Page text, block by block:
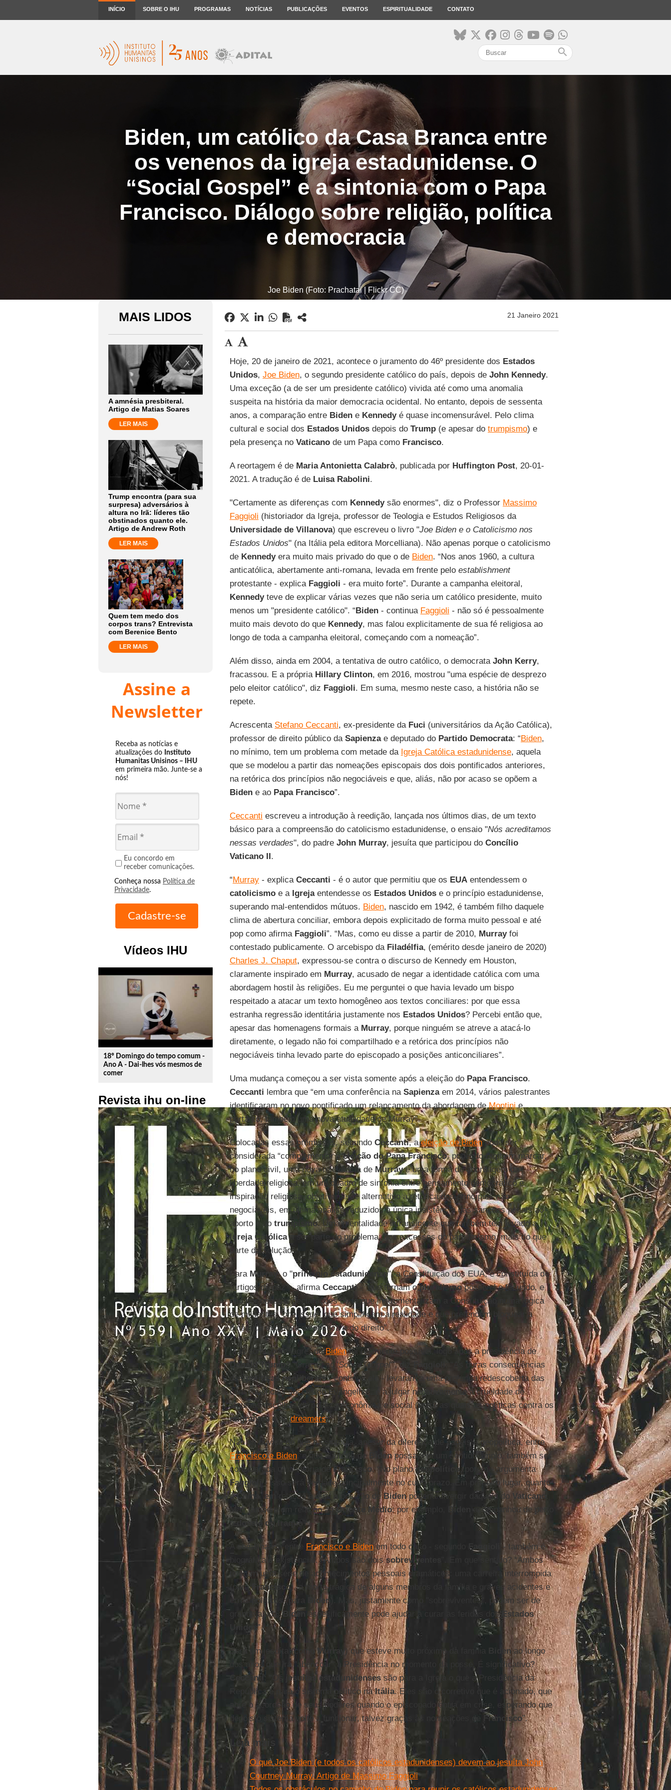
INÍCIO SOBRE O IHU PROGRAMAS NOTÍCIAS PUBLICAÇÕES EVENTOS ESPIRITUALIDADE CONTATO
search
Biden, um católico da Casa Branca entre
os venenos da igreja estadunidense. O
“Social Gospel” e a sintonia com o Papa
Francisco. Diálogo sobre religião, política
e democracia
Joe Biden (Foto: Prachatai | Flickr CC)
MAIS LIDOS
A amnésia presbiteral.
Artigo de Matias Soares
LER MAIS
Trump encontra (para sua
surpresa) adversários à
altura no Irã: líderes tão
obstinados quanto ele.
Artigo de Andrew Roth
LER MAIS
Quem tem medo dos
corpos trans? Entrevista
com Berenice Bento
LER MAIS
Assine a
Newsletter
Receba as notícias e
atualizações do Instituto
Humanitas Unisinos – IHU
em primeira mão. Junte-se a
nós!
Eu concordo em
receber comunicações.
Conheça nossa Política de
Privacidade.
Vídeos IHU
play_circle_outline
18º Domingo do tempo comum -
Ano A - Dai-lhes vós mesmos de
comer
Revista ihu on-line
21 Janeiro 2021
Hoje, 20 de janeiro de 2021, acontece o juramento do 46º presidente dos Estados
Unidos, Joe Biden, o segundo presidente católico do país, depois de John Kennedy.
Uma exceção (a de ser um presidente católico) vivida até como uma anomalia
suspeita na história da maior democracia ocidental. No entanto, depois de sessenta
anos, a comparação entre Bidene Kennedyé quase incomensurável. Pelo clima
cultural e social dos Estados Unidosdepois do Trump(e apesar do trumpismo) e
pela presença no Vaticanode um Papa como Francisco.
A reortagem é de Maria Antonietta Calabrò, publicada por Huffington Post, 20-01-
2021. A tradução é de Luisa Rabolini.
"Certamente as diferenças com Kennedysão enormes", diz o Professor Massimo
Faggioli (historiador da Igreja, professor de Teologia e Estudos Religiosos da
Universidade de Villanova) que escreveu o livro "Joe Biden e o Catolicismo nos
Estados Unidos" (na Itália pela editora Morcelliana). Não apenas porque o catolicismo
de Kennedyera muito mais privado do que o de Biden. “Nos anos 1960, a cultura
anticatólica, abertamente anti-romana, levada em frente pelo establishment
protestante - explica Faggioli - era muito forte”. Durante a campanha eleitoral,
Kennedyteve de explicar várias vezes que não seria um católico presidente, muito
menos um "presidente católico". “Biden- continua Faggioli - não só é pessoalmente
muito mais devoto do que Kennedy, mas falou explicitamente de sua fé religiosa ao
longo de toda a campanha eleitoral, começando com a nomeação”.
Além disso, ainda em 2004, a tentativa de outro católico, o democrata John Kerry,
fracassou. E a própria Hillary Clinton, em 2016, mostrou "uma espécie de desprezo
pelo eleitor católico", diz Faggioli. Em suma, mesmo neste caso, a história não se
repete.
Acrescenta Stefano Ceccanti, ex-presidente da Fuci (universitários da Ação Católica),
professor de direito público da Sapienzae deputado do Partido Democrata: “Biden,
no mínimo, tem um problema com metade da Igreja Católica estadunidense, aquela
que se modelou a partir das nomeações episcopais dos dois pontificados anteriores,
na retórica dos princípios não negociáveis e que, aliás, não por acaso se opõem a
Bidene ao Papa Francisco”.
Ceccanti escreveu a introdução à reedição, lançada nos últimos dias, de um texto
básico para a compreensão do catolicismo estadunidense, o ensaio "Nós acreditamos
nessas verdades", do padre John Murray, jesuíta que participou do Concílio
Vaticano II.
“Murray- explica Ceccanti - é o autor que permitiu que os EUAentendessem o
catolicismoe a Igrejaentendesse os Estados Unidose o princípio estadunidense,
superando mal-entendidos mútuos. Biden, nascido em 1942, é também filho daquele
clima de abertura conciliar, embora depois explicitado de forma muito pessoal e até
pop como afirma Faggioli”. “Mas, como eu disse a partir de 2010, Murrayfoi
contestado publicamente. O arcebispo da Filadélfia, (emérito desde janeiro de 2020)
Charles J. Chaput, expressou-se contra o discurso de Kennedy em Houston,
claramente inspirado em Murray, acusado de negar a identidade católica com uma
abordagem hostil às religiões. Eu me perguntei o que havia levado um bispo
respeitado a atacar um texto homogêneo aos textos conciliares: por que essa
estranha regressão identitária justamente nos Estados Unidos? Percebi então que,
apesar das homenagens formais a Murray, porque ninguém se atreve a atacá-lo
diretamente, o legado não foi compartilhado e a retórica dos princípios não
negociáveis tinha levado parte do episcopado a posições anticonciliares”.
Uma mudança começou a ser vista somente após a eleição do Papa Francisco.
Ceccanti lembra que “em uma conferência na Sapienzaem 2014, vários palestrantes
identificaram no novo pontificado um relançamento da abordagem deMontinie,
portanto, também uma nova atualidade de Murray”.
Colocadas essas premissas, segundo Ceccanti, aeleição de Bidenpode ser
considerada “complementar àeleição do Papa Francisco, podendo também marcar,
no plano civil, uma nova relevância de Murraye uma forma de abordagem da
liberdade religiosa, em um quadro de sinfonia entre pensamento democrático e
inspiração religiosa, objetivamente alternativo à retórica dos princípios não
negociáveis, em última análise reduzidos à única insistência nas sanções penais ao
aborto e ao trumpismo. Uma mentalidade intransigente que também tem levado a
Igreja Católicaa ser parte do problema, dos excessos do partidarismo, mais do que
parte da solução”.
Para Murray, o "princípio estadunidense", a Constituição dos EUA, é constituída de
"artigos de paz" - afirma Ceccanti- "que tornam opluralismopossível e fecundo, e
não por opostas declarações de fé que instrumentalizam a Constituição numa lógica
de militantes "one issue” que simplificam a realidade e que pretendem bloquear a
dinâmica evolutiva da política e do direito”.
Mas como o "milagre" deBidenfoi realmente possível, logo após a presidência de
Donald Trump? “Graças ao 'Social Gospel'”, diz Faggioli
. “As duras consequências
daspolíticas neoliberais- continua ele - levaram a uma profunda redescoberta das
consequências sociais do Evangelho”, e a julgar negativamente a crueldade de
algumas escolhas de política econômica e social (entre as quais as políticas contra os
migrantese osdreamers)”.
Não há dúvida de que há sintonia, apesar da diferença de papéis e geopolítica, entre
Francisco e Biden, e que a vitória de Bidenpossa, em um sentido amplo, também ser
considerada uma vitória deFrancisco. “No planogeopolítico, porém - argumenta
Faggioli
- isso será verdade principalmente no curto prazo. Em primeiro lugar, quanto
àChina , em relação à qual a posição deBidenpoderia divergir daquela do Vaticano
Mas também em relação aoOriente Médio: por exemplo, Biden
acompanhou de perto
o
dossiê do Iraque ”.
A semelhança entre Francisco e Bidenem todo caso - segundo Faggioli
- também é
biográfica e existencial. "Ambos são doissobreviventes
”. Em que sentido? “Ambos
tiveram uma série de acontecimentos pessoais dramáticos: uma carreira interrompida
(paraFrancisco), a morte trágica de alguns membros da família e graves acidentes e
erros políticos (para
Biden
). Mas, justamente como "sobreviventes", podem ser de
grande ajuda.Biden especificamente pode ajudar a curar as feridas dosEstados
Unidos”.
Será um jesuíta (comoMurray) que esteve muito próximo da família Biden ao longo
dos anos que irá "abençoar" a Presidência no momento da posse. É significativo?
Ceccanti
: “Os jesuítas estadunidensessão para a Igreja o que a Presidência da
República é para o sistema político naItália. Eles são o corretivo que é acionado, que
abre o acordeão de seus poderes quando o episcopado entra em crise, esperando que
depois o sistema volte a funcionar, talvez graças às nomeações de
Francisco”.
Leia mais
O que Joe Biden (e todos os católicos estadunidenses) devem ao jesuíta John
Courtney Murray. Artigo de Massimo Faggioli